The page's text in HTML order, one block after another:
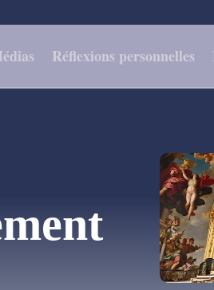
Réflexions personnelles